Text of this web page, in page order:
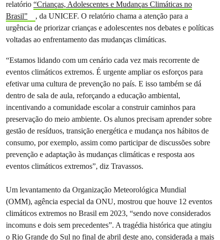
relatório “Crianças, Adolescentes e Mudanças Climáticas no
Brasil”
, da UNICEF. O relatório chama a atenção para a
urgência de priorizar crianças e adolescentes nos debates e políticas
voltadas ao enfrentamento das mudanças climáticas.
“Estamos lidando com um cenário cada vez mais recorrente de
eventos climáticos extremos. É urgente ampliar os esforços para
efetivar uma cultura de prevenção no país. E isso também se dá
dentro de sala de aula, reforçando a educação ambiental,
incentivando a comunidade escolar a construir caminhos para
preservação do meio ambiente. Os alunos precisam aprender sobre
gestão de resíduos, transição energética e mudança nos hábitos de
consumo, por exemplo, assim como participar de discussões sobre
prevenção e adaptação às mudanças climáticas e resposta aos
eventos climáticos extremos”, diz Travassos.
Um levantamento da Organização Meteorológica Mundial
(OMM), agência especial da ONU, mostrou que houve 12 eventos
climáticos extremos no Brasil em 2023, “sendo nove considerados
incomuns e dois sem precedentes”. A tragédia histórica que atingiu
o Rio Grande do Sul no final de abril deste ano, considerada a mais